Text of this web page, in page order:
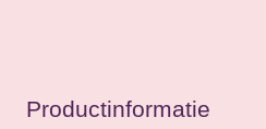
Productinformatie